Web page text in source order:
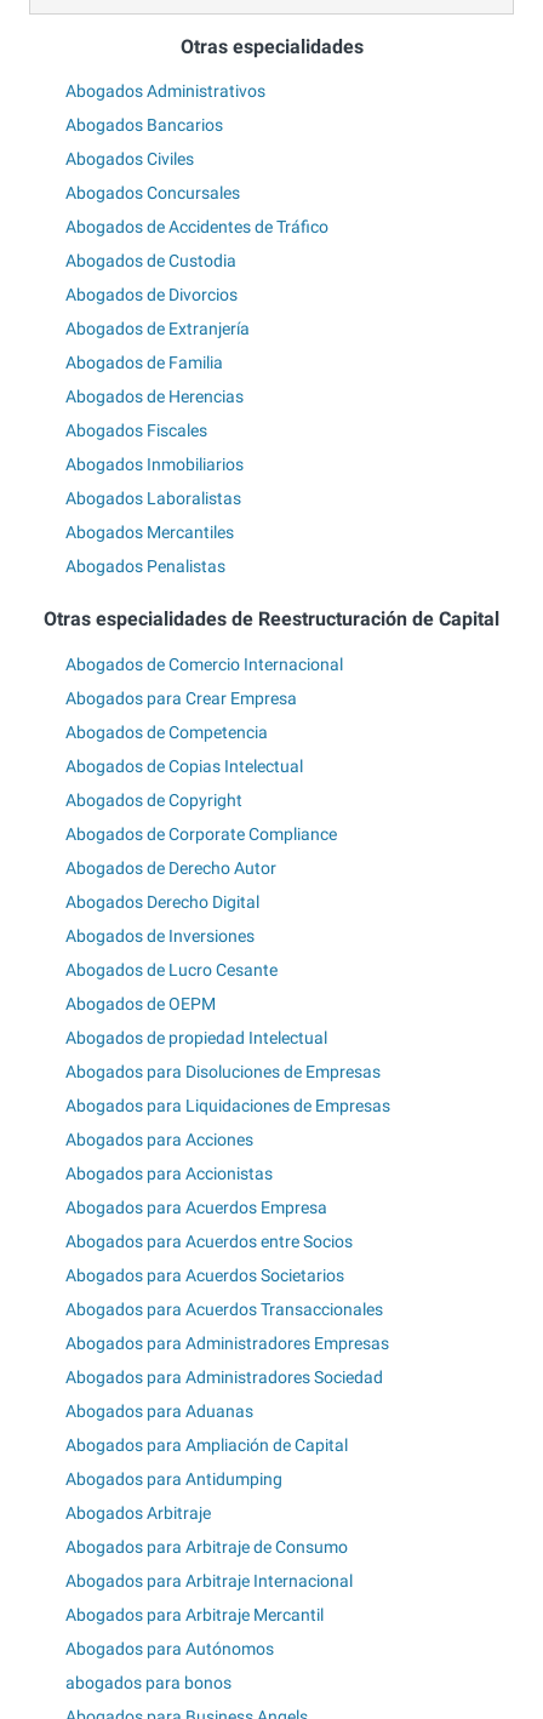
Otras especialidades
Abogados Administrativos
Abogados Bancarios
Abogados Civiles
Abogados Concursales
Abogados de Accidentes de Tráfico
Abogados de Custodia
Abogados de Divorcios
Abogados de Extranjería
Abogados de Familia
Abogados de Herencias
Abogados Fiscales
Abogados Inmobiliarios
Abogados Laboralistas
Abogados Mercantiles
Abogados Penalistas
Otras especialidades de Reestructuración de Capital
Abogados de Comercio Internacional
Abogados para Crear Empresa
Abogados de Competencia
Abogados de Copias Intelectual
Abogados de Copyright
Abogados de Corporate Compliance
Abogados de Derecho Autor
Abogados Derecho Digital
Abogados de Inversiones
Abogados de Lucro Cesante
Abogados de OEPM
Abogados de propiedad Intelectual
Abogados para Disoluciones de Empresas
Abogados para Liquidaciones de Empresas
Abogados para Acciones
Abogados para Accionistas
Abogados para Acuerdos Empresa
Abogados para Acuerdos entre Socios
Abogados para Acuerdos Societarios
Abogados para Acuerdos Transaccionales
Abogados para Administradores Empresas
Abogados para Administradores Sociedad
Abogados para Aduanas
Abogados para Ampliación de Capital
Abogados para Antidumping
Abogados Arbitraje
Abogados para Arbitraje de Consumo
Abogados para Arbitraje Internacional
Abogados para Arbitraje Mercantil
Abogados para Autónomos
abogados para bonos